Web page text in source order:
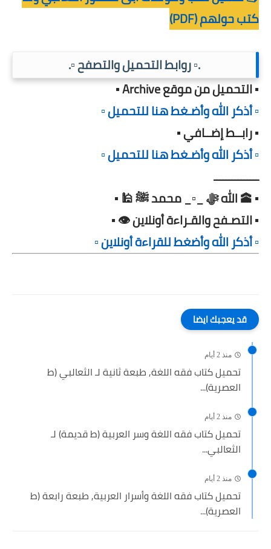
كتب حولهم (PDF)
.▫️ روابط التحميل والتصفح ▫️.
▪️ التحميل من موقع Archive ▪️
▫️ أذكر الله وأضـغط هنا للتحميل ▫️
▪️ رابــط إضــافي ▪️
▫️ أذكر الله وأضـغط هنا للتحميل ▫️
ـــــــــــــــ
▪️ 🕋 الله ﷻ _▫️_ محمد ﷺ 🕌 ▪️
▪️ التصـفح والقـراءة أونلاين 👁️ ▪️
▫️ أذكر الله وأضغط للقراءة أونلاين ▫️
قد يعجبك ايضا
منذ 2 أيام
تحميل كتاب فقه اللغة, طبعة ثانية لـ الثعالبي (ط
العصرية)...
منذ 2 أيام
تحميل كتاب فقه اللغة وسر العربية (ط قديمة) لـ
الثعالبي...
منذ 2 أيام
تحميل كتاب فقه اللغة وأسرار العربية, طبعة رابعة (ط
العصرية)...